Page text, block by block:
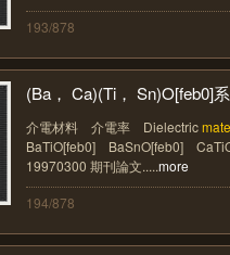
193/878
(Ba， Ca)(Ti， Sn)O[feb0]
介電材料 介電率 Dielectric
BaTiO[feb0] BaSnO[feb0]
19970300 期刊論文.....more
194/878